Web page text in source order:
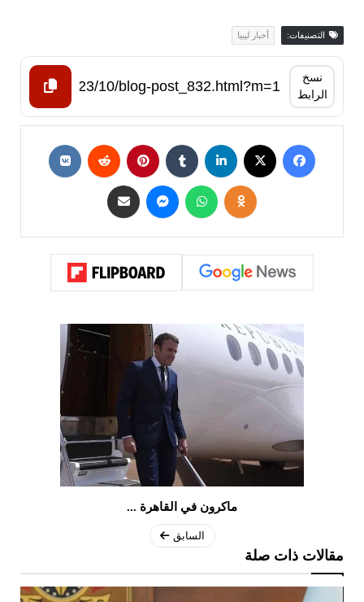
التصنيفات: أخبار ليبيا
نسخ
الرابط
ماكرون في القاهرة ...
السابق
مقالات ذات صلة